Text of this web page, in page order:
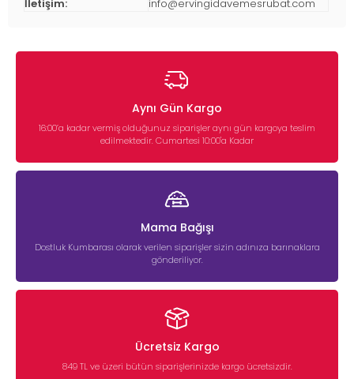
İletişim: info@ervingidavemesrubat.com
Aynı Gün Kargo
16:00’a kadar vermiş olduğunuz siparişler aynı gün kargoya teslim
edilmektedir. Cumartesi 10:00'a Kadar
Mama Bağışı
Dostluk Kumbarası olarak verilen siparişler sizin adınıza barınaklara
gönderiliyor.
Ücretsiz Kargo
849 TL ve üzeri bütün siparişlerinizde kargo ücretsizdir.